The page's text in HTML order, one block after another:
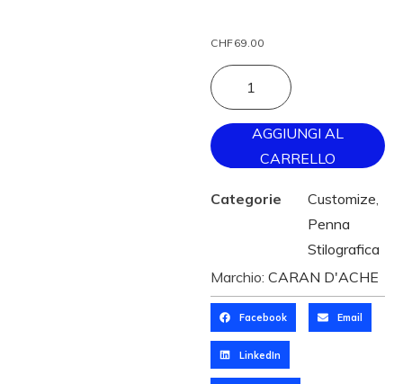
CHF69.00
AGGIUNGI AL
CARRELLO
Categorie Customize
Penna
Stilografica
Marchio: CARAN D'ACHE
Facebook Email
LinkedIn